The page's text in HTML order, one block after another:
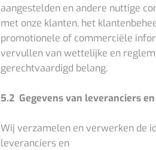
aangestelden en andere nuttige
met onze klanten, het
promotionele of commerciële
vervullen van wettelijke en
gerechtvaardigd belang.
5.2 Gegevens van leveranciers
Wij verzamelen en verwerken de
leveranciers en